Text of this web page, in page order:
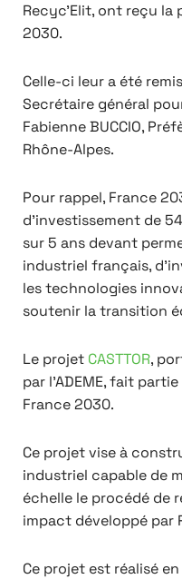
Recyc'Elit, ont reçu la
2030.
Celle-ci leur a été
Secrétaire général
Fabienne BUCCIO,
Rhône-Alpes.
Pour rappel, France
d’investissement de
sur 5 ans devant
industriel français,
les technologies
soutenir la transition
Le projet CASTTOR,
par l’ADEME, fait
France 2030.
Ce projet vise à
industriel capable de
échelle le procédé de
impact développé par
Ce projet est réalisé